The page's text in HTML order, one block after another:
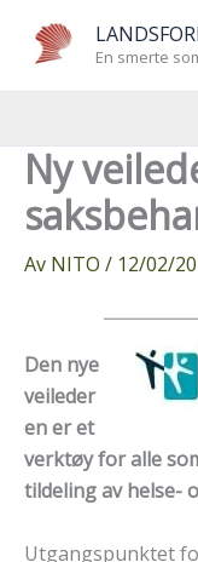
En smerte
Ny
Av NITO / 12/02/
Den nye
veileder
en er et
verktøy for alle
tildeling av helse-
Utgangspunktet